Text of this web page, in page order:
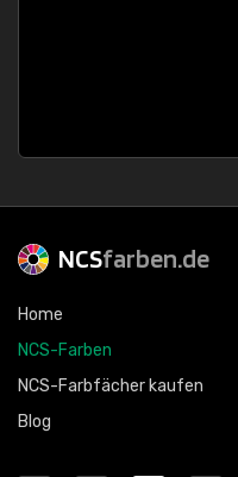
NCSfarben.de
Home
NCS-Farben
NCS-Farbfächer kaufen
Blog